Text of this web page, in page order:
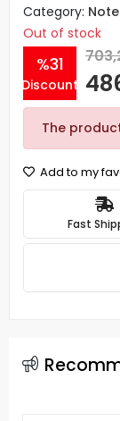
Category:
Out of stock
%31
Discount
The
Add to my
Fast